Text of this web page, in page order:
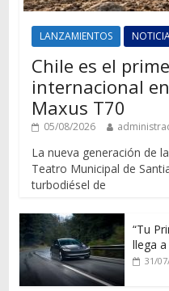
LANZAMIENTOS
Chile es el
internacional
Maxus T70
05/08/2026
La nueva generación de
Teatro Municipal de
turbodiésel de
“Tu
llega
31/